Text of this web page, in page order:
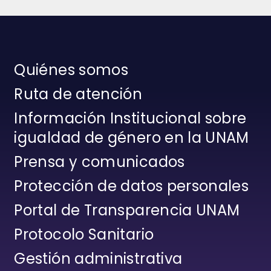
Quiénes somos
Ruta de atención
Información Institucional sobre
igualdad de género en la UNAM
Prensa y comunicados
Protección de datos personales
Portal de Transparencia UNAM
Protocolo Sanitario
Gestión administrativa